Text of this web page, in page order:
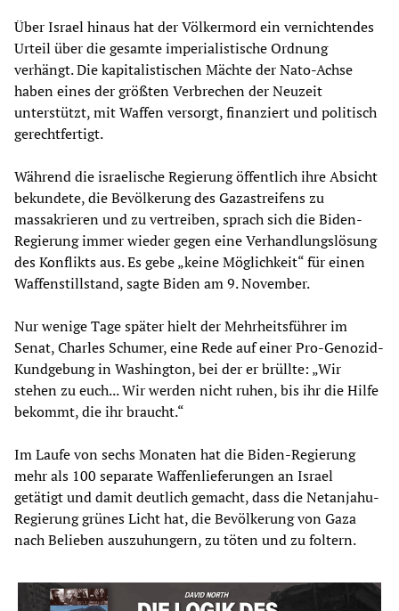
Über Israel hinaus hat der Völkermord ein vernichtendes
Urteil über die gesamte imperialistische Ordnung
verhängt. Die kapitalistischen Mächte der Nato-Achse
haben eines der größten Verbrechen der Neuzeit
unterstützt, mit Waffen versorgt, finanziert und politisch
gerechtfertigt.
Während die israelische Regierung öffentlich ihre Absicht
bekundete, die Bevölkerung des Gazastreifens zu
massakrieren und zu vertreiben, sprach sich die Biden-
Regierung immer wieder gegen eine Verhandlungslösung
des Konflikts aus. Es gebe „keine Möglichkeit“ für einen
Waffenstillstand, sagte Biden am 9. November.
Nur wenige Tage später hielt der Mehrheitsführer im
Senat, Charles Schumer, eine Rede auf einer Pro-Genozid-
Kundgebung in Washington, bei der er brüllte: „Wir
stehen zu euch... Wir werden nicht ruhen, bis ihr die Hilfe
bekommt, die ihr braucht.“
Im Laufe von sechs Monaten hat die Biden-Regierung
mehr als 100 separate Waffenlieferungen an Israel
getätigt und damit deutlich gemacht, dass die Netanjahu-
Regierung grünes Licht hat, die Bevölkerung von Gaza
nach Belieben auszuhungern, zu töten und zu foltern.